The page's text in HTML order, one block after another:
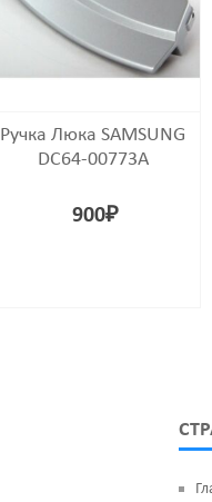
Ручка Люка SAMSUNG
DC64-00773A
900₽